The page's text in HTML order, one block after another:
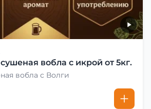
вобла с икрой от 5кг.
вобла с Волги